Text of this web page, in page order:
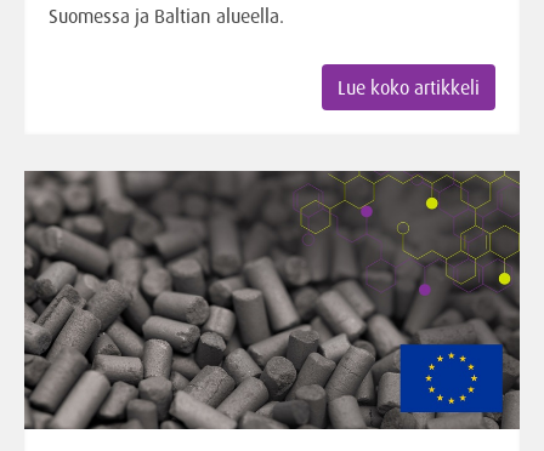
Suomessa ja Baltian alueella.
Lue koko artikkeli